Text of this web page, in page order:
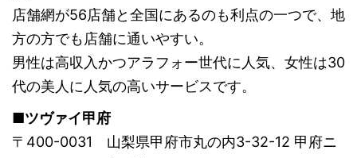
店舗網が56店舗と全国にあるのも利点の一つで、地
方の方でも店舗に通いやすい。
男性は高収入かつアラフォー世代に人気、女性は30
代の美人に人気の高いサービスです。
■ツヴァイ甲府
〒400-0031 山梨県甲府市丸の内3-32-12 甲府ニ